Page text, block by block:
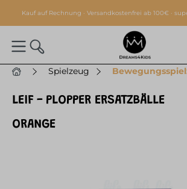
springen
Kauf auf Rechnung · Versandkostenfrei ab 100€ ·
Spielzeug
LEIF - PLOPPER ERSATZBÄLLE
ORANGE